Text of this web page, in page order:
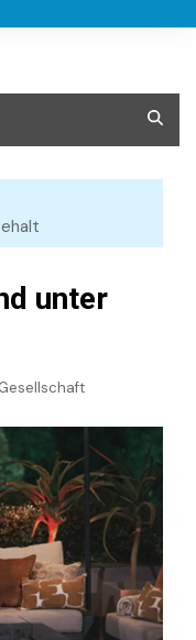
unter
Gesellschaft